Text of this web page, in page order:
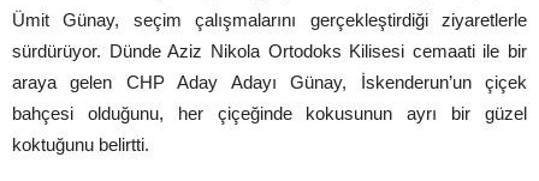
Ümit Günay, seçim çalışmalarını gerçekleştirdiği ziyaretlerle
sürdürüyor. Dünde Aziz Nikola Ortodoks Kilisesi cemaati ile bir
araya gelen CHP Aday Adayı Günay, İskenderun’un çiçek
bahçesi olduğunu, her çiçeğinde kokusunun ayrı bir güzel
koktuğunu belirtti.